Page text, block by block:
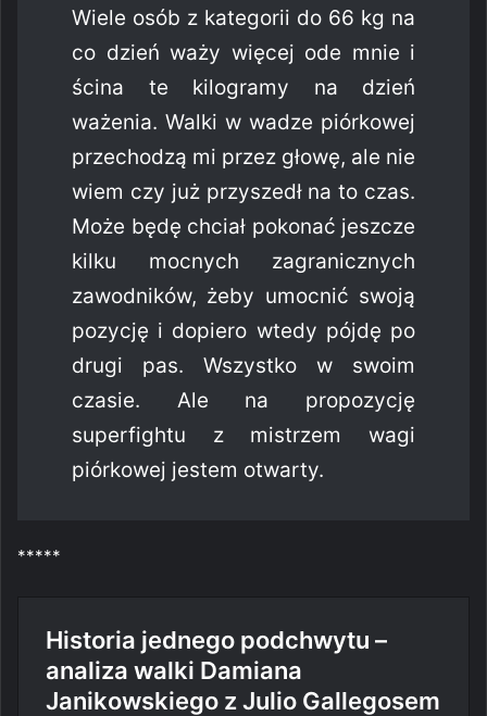
Wiele osób z kategorii do 66 kg na
co dzień waży więcej ode mnie i
ścina te kilogramy na dzień
ważenia. Walki w wadze piórkowej
przechodzą mi przez głowę, ale nie
wiem czy już przyszedł na to czas.
Może będę chciał pokonać jeszcze
kilku mocnych zagranicznych
zawodników, żeby umocnić swoją
pozycję i dopiero wtedy pójdę po
drugi pas. Wszystko w swoim
czasie. Ale na propozycję
superfightu z mistrzem wagi
piórkowej jestem otwarty.
*****